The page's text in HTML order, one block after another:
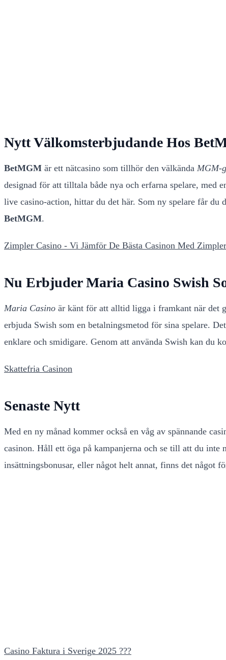
Nytt Välkomsterbjudande Hos
BetMGM är ett nätcasino som tillhör den välkända MGM-
designad för att tilltala både nya och erfarna spelare, med
live casino-action, hittar du det här. Som ny spelare får du
BetMGM.
Zimpler Casino - Vi Jämför De Bästa Casinon Med
Nu Erbjuder Maria Casino Swish
Maria Casino är känt för att alltid ligga i framkant när det
erbjuda Swish som en betalningsmetod för sina spelare.
enklare och smidigare. Genom att använda Swish kan du
Skattefria Casinon
Senaste Nytt
Med en ny månad kommer också en våg av spännande
casinon. Håll ett öga på kampanjerna och se till att du inte
insättningsbonusar, eller något helt annat, finns det något
Casino Faktura i Sverige 2025 ???